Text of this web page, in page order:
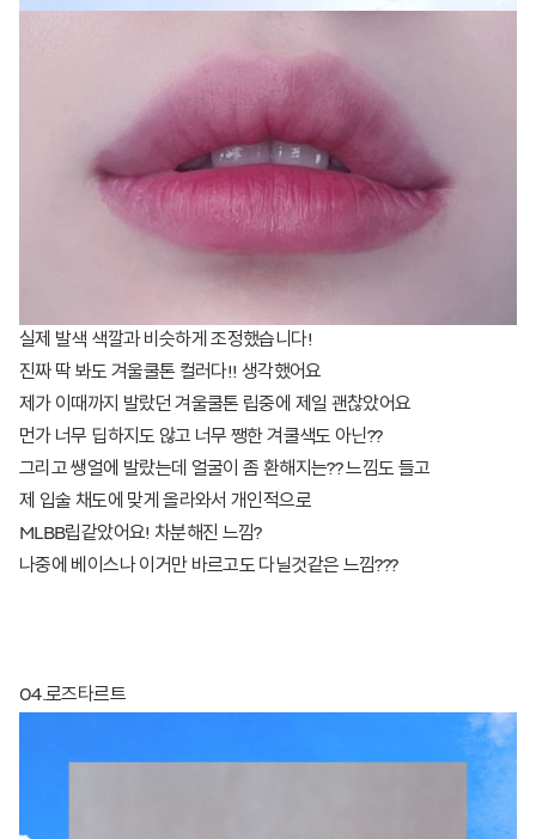
실제 발색 색깔과 비슷하게 조정했습니다!
진짜 딱 봐도 겨울쿨톤 컬러다!! 생각했어요
제가 이때까지 발랐던 겨울쿨톤 립중에 제일 괜찮았어요
먼가 너무 딥하지도 않고 너무 쨍한 겨쿨색도 아닌??
그리고 쌩얼에 발랐는데 얼굴이 좀 환해지는?? 느낌도 들고
제 입술 채도에 맞게 올라와서 개인적으로
MLBB립같았어요! 차분해진 느낌?
나중에 베이스나 이거만 바르고도 다닐것같은 느낌???
04.로즈타르트